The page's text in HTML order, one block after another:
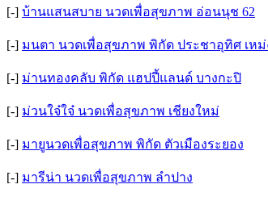
[-] บ้านแสนสบาย นวดเพื่อสุขภาพ อ่อนนุช 62
[-] มนตา นวดเพื่อสุขภาพ พิกัด ประชาอุทิศ เหม่
[-] ม่านทองคลับ พิกัด แฮปปี้แลนด์​ บางกะปิ
[-] ม่วนใจ๋ใจ๋ นวดเพื่อสุขภาพ เชียงใหม่
[-] มายูนวดเพื่อสุขภาพ พิกัด ตัวเมืองระยอง
[-] มารีน่า นวดเพื่อสุขภาพ ลำปาง